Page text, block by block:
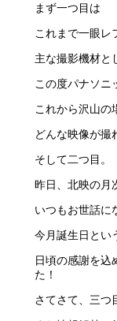
まず一つ目は
これまで一眼レ
主な撮影機材と
この度パナソニ
これから沢山の
どんな映像が撮
そして二つ目。
昨日、北映の月
いつもお世話に
今月誕生日とい
日頃の感謝を込
た！
さてさて、三つ